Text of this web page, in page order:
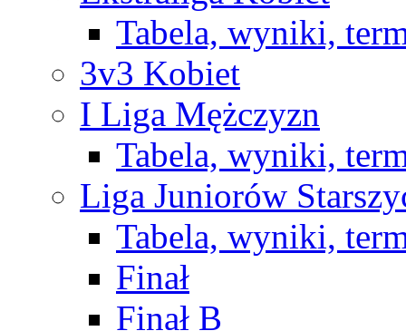
Tabela, wyniki,
3v3 Kobiet
I Liga Mężczyzn
Tabela, wyniki,
Liga Juniorów
Tabela, wyniki,
Finał
Finał B